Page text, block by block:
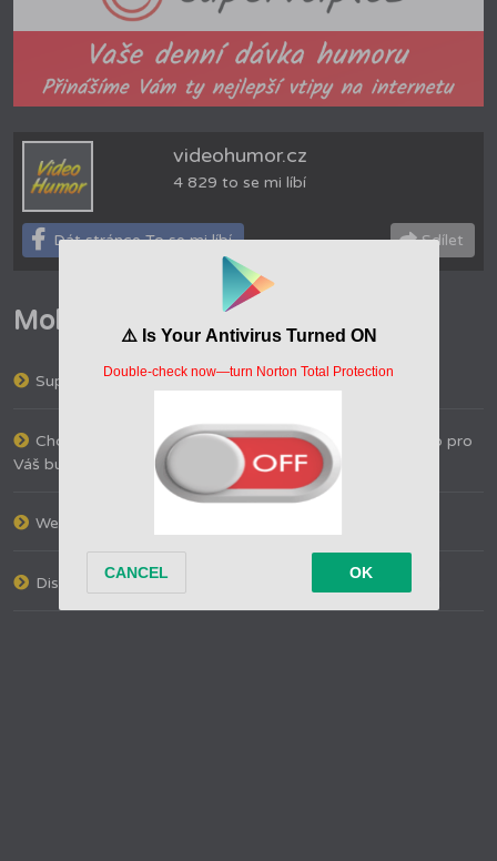
videohumor.cz
4 829 to se mi líbí
Dát stránce To se mi líbí Sdílet
Mohlo by Vás zajímat
Supervtip.cz - Vaše denní dávka humoru
Chcete si založit vlastní eshop? Vyberte správný eshop pro
Váš business!
Web hosting pro Vaše stránky nebo eshop
Diskusní fórum o matracích, roštech a zdravém spánku